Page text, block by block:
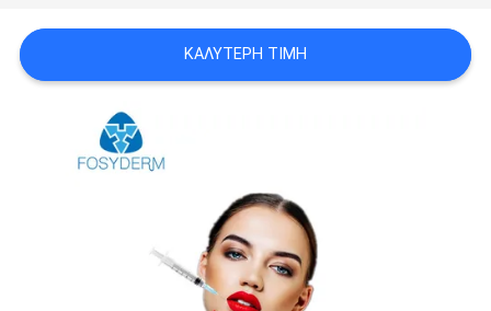
SHOPPING
ONLINE
ΚΑΛΎΤΕΡΗ ΤΙΜΉ